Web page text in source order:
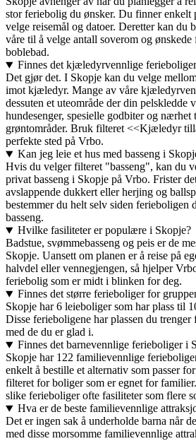
stor feriebolig du ønsker. Du finner enkelt
velge reisemål og datoer. Deretter kan du
våre til å velge antall soverom og
boblebad.
Finnes det kjæledyrvennlige
Det gjør det. I Skopje kan du velge
imot kjæledyr. Mange av våre
dessuten et uteområde der din pelskledde
hundesenger, spesielle godbiter og nærhet
grøntområder. Bruk filteret <<Kjæledyr
perfekte sted på Vrbo.
Kan jeg leie et hus med basseng i
Hvis du velger filteret "basseng", kan du
privat basseng i Skopje på Vrbo. Frister
avslappende dukkert eller herjing og
bestemmer du helt selv siden ferieboligen
basseng.
Hvilke fasiliteter er populære i Skopje?
Badstue, svømmebasseng og peis er de
Skopje. Uansett om planen er å reise på
halvdel eller vennegjengen, så hjelper
feriebolig som er midt i blinken for deg.
Finnes det større ferieboliger for
Skopje har 6 leieboliger som har plass til
Disse ferieboligene har plassen du
med de du er glad i.
Finnes det barnevennlige ferieboliger i
Skopje har 122 familievennlige
enkelt å bestille et alternativ som passer
filteret for boliger som er egnet for
slike ferieboliger ofte fasiliteter som flere
Hva er de beste familievennlige
Det er ingen sak å underholde barna når
med disse morsomme familievennlige